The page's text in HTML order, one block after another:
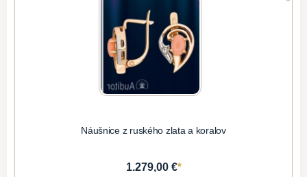
Náušnice z ruského zlata a koralov
1.279,00 €*